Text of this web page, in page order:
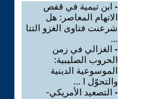
- ابن تيمية في قفص
الاتهام المعاصر: هل
شرعنت فتاوى الغزو التتا
...
- الغزالي في زمن
الحروب الصليبية:
الموسوعية الدينية
والتحوّل ا ...
- التصعيد الأمريكي-